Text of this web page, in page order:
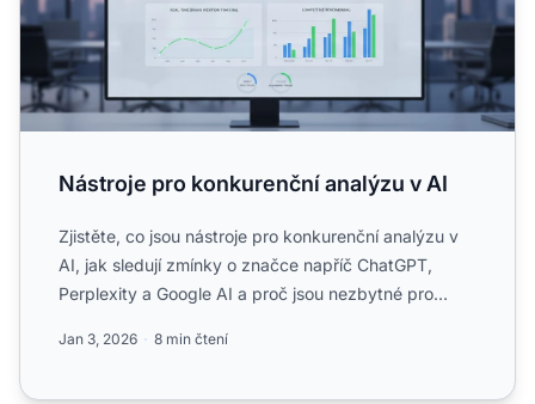
Nástroje pro konkurenční analýzu v AI
Zjistěte, co jsou nástroje pro konkurenční analýzu v
AI, jak sledují zmínky o značce napříč ChatGPT,
Perplexity a Google AI a proč jsou nezbytné pro
Jan 3, 2026 8 min čtení